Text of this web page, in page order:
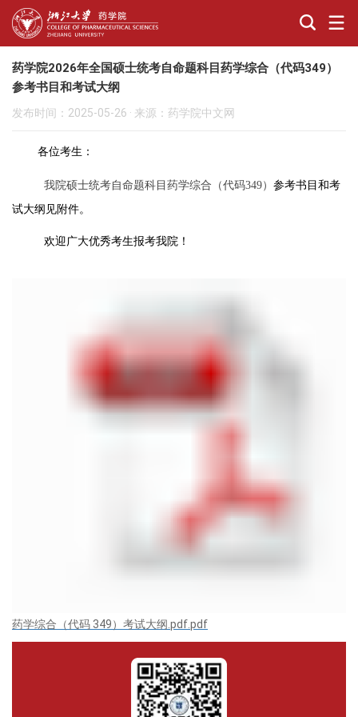
药学院2026年全国硕士统考自命题科目药学综合（代码349）
参考书目和考试大纲
发布时间：2025-05-26 · 来源：药学院中文网
各位考生：
我院硕士统考自命题科目药学综合（代码349） 参考书目和考
试大纲见附件。
欢迎广大优秀考生报考我院！
药学综合（代码 349）考试大纲.pdf.pdf